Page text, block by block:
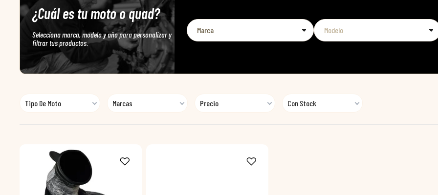
¿Cuál es tu moto o quad?
Selecciona marca, modelo y año para personalizar y
filtrar tus productos.
Tipo De Moto Marcas Precio Con Stock